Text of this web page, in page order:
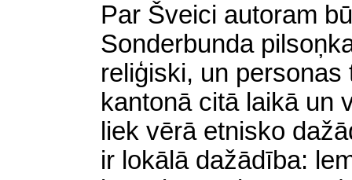
Par Šveici autoram
Sonderbunda
reliģiski, un
kantonā citā laikā un
liek vērā etnisko
ir lokālā dažādība: